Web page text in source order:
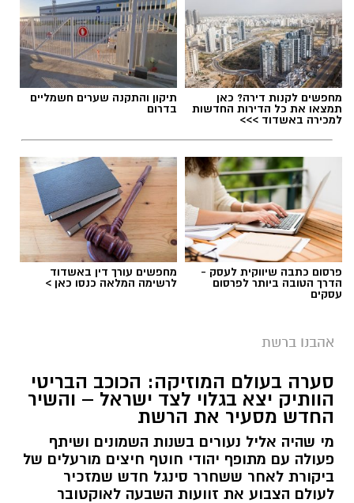
מחפשים לקנות דירה? כאן
תמצאו את כל הדירות החדשות
למכירה באשדוד >>>
תיקון והתקנה שערים חשמליים
בדרום
פרסום כתבה שיווקית לעסק -
הדרך הטובה ביותר לפרסום
עסקים
מחפשים עורך דין באשדוד
לרשימה המלאה כנסו כאן >
אהבנו ברשת
סערה בעולם המוזיקה: הכוכב הבריטי
הוותיק יצא בגלוי לצד ישראל – והשיר
החדש מסעיר את הרשת
מי שהיה אליל נעורים בשנות השמונים ושיתף
פעולה עם מתופף יהודי חוטף חיצים מורעלים של
ביקורת לאחר ששחרר סינגל חדש שמזכיר
לעולם הצבוע את זוועות השבעה לאוקטובר